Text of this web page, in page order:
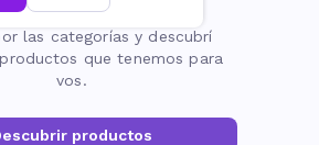
no existe
las categorías y descubrí
que tenemos para
vos.
productos